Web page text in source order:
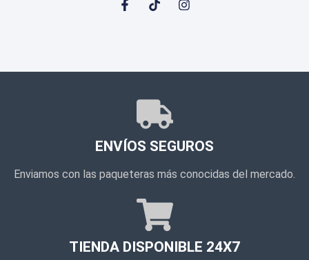
ENVÍOS SEGUROS
Enviamos con las paqueteras más conocidas del mercado.
TIENDA DISPONIBLE 24X7